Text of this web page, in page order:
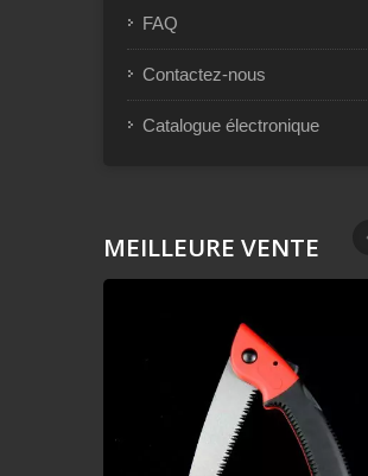
FAQ
Contactez-nous
Catalogue électronique
MEILLEURE VENTE